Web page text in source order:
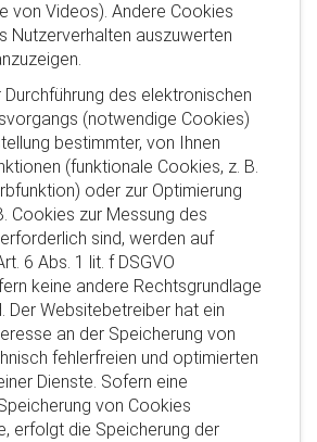
von Videos). Andere Cookies
Nutzerverhalten auszuwerten
des elektronischen
(notwendige Cookies)
bestimmter, von Ihnen
(funktionale Cookies, z. B.
oder zur Optimierung
Cookies zur Messung des
sind, werden auf
6 Abs. 1 lit. f DSGVO
keine andere Rechtsgrundlage
Der Websitebetreiber hat ein
an der Speicherung von
fehlerfreien und optimierten
Dienste. Sofern eine
von Cookies
erfolgt die Speicherung der